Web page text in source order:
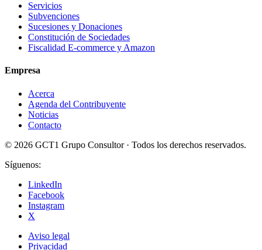
Servicios
Subvenciones
Sucesiones y Donaciones
Constitución de Sociedades
Fiscalidad E-commerce y Amazon
Empresa
Acerca
Agenda del Contribuyente
Noticias
Contacto
© 2026 GCT1 Grupo Consultor · Todos los derechos reservados.
Síguenos:
LinkedIn
Facebook
Instagram
X
Aviso legal
Privacidad